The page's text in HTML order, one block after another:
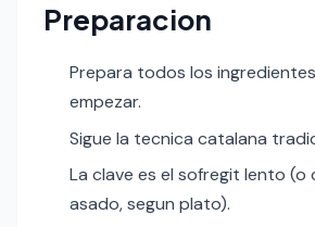
Preparacion
Prepara todos los
empezar.
Sigue la tecnica catalana
La clave es el sofregit lento
asado, segun plato).